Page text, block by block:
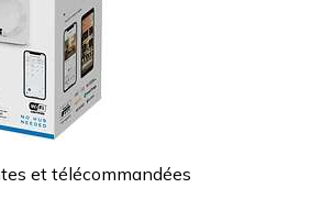
et télécommandées